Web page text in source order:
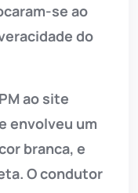
se ao
do
ao site
envolveu um
branca, e
O condutor